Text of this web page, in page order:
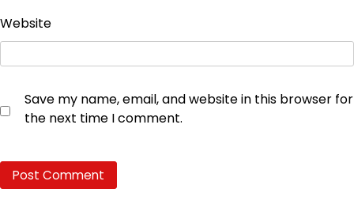
Website
Save my name, email, and website in this browser for
the next time I comment.